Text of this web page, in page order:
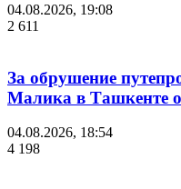
04.08.2026, 19:08
2 611
За обрушение
Малика в Ташкенте
04.08.2026, 18:54
4 198